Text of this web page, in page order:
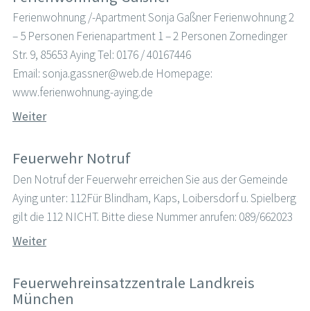
Ferienwohnung /-Apartment Sonja Gaßner Ferienwohnung 2
– 5 Personen Ferienapartment 1 – 2 Personen Zornedinger
Str. 9, 85653 Aying Tel: 0176 / 40167446
Email: sonja.gassner@web.de Homepage:
www.ferienwohnung-aying.de
Weiter
Feuerwehr Notruf
Den Notruf der Feuerwehr erreichen Sie aus der Gemeinde
Aying unter: 112Für Blindham, Kaps, Loibersdorf u. Spielberg
gilt die 112 NICHT. Bitte diese Nummer anrufen: 089/662023
Weiter
Feuerwehreinsatzzentrale Landkreis
München